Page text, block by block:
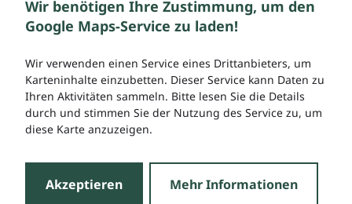
Wir benötigen Ihre Zustimmung, um den
Google Maps-Service zu laden!
Wir verwenden einen Service eines Drittanbieters, um
Karteninhalte einzubetten. Dieser Service kann Daten zu
Ihren Aktivitäten sammeln. Bitte lesen Sie die Details
durch und stimmen Sie der Nutzung des Service zu, um
diese Karte anzuzeigen.
Akzeptieren Mehr Informationen